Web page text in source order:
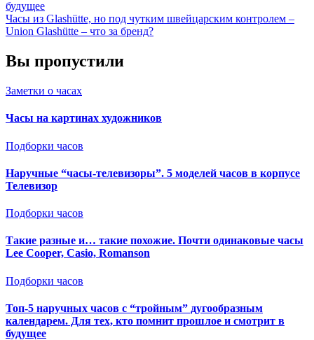
будущее
Часы из Glashütte, но под чутким швейцарским контролем –
Union Glashütte – что за бренд?
Вы пропустили
Заметки о часах
Часы на картинах художников
Подборки часов
Наручные “часы-телевизоры”. 5 моделей часов в корпусе
Телевизор
Подборки часов
Такие разные и… такие похожие. Почти одинаковые часы
Lee Cooper, Casio, Romanson
Подборки часов
Топ-5 наручных часов с “тройным” дугообразным
календарем. Для тех, кто помнит прошлое и смотрит в
будущее